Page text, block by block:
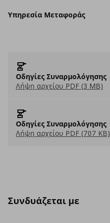
Υπηρεσία Μεταφοράς
Οδηγίες Συναρμολόγησης
Λήψη αρχείου PDF (3 MB)
Οδηγίες Συναρμολόγησης
Λήψη αρχείου PDF (707 KB)
Συνδυάζεται με